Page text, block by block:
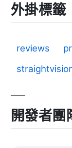
外掛標籤
reviews
開發者團